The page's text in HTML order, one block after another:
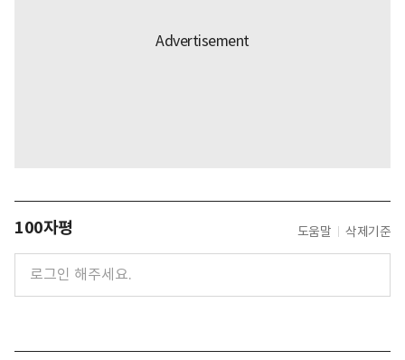
100자평 도움말 삭제기준